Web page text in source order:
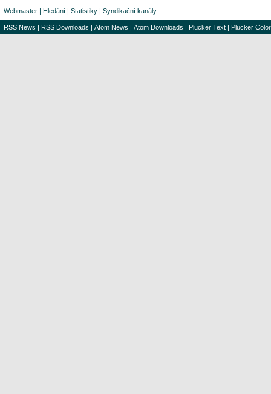
Webmaster | Hledání | Statistiky | Syndikační kanály
RSS News | RSS Downloads | Atom News | Atom Downloads | Plucker Text | Plucker Color